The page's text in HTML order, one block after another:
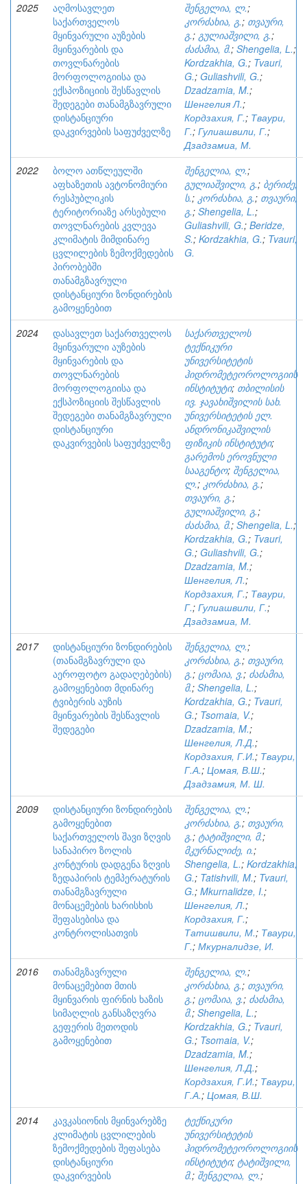
2025
აღმოსავლეთ
საქართველოს
მყინვარული აუზების
მყინვარების და
თოვლნარების
მორფოლოგიისა და
ექსპოზიციის შესწავლის
შედეგები თანამგზავრული
დისტანციური
დაკვირვების საფუძველზე
შენგელია, ლ.;
კორძახია, გ.; თვაური,
გ.; გულიაშვილი, გ.;
ძაძამია, მ.; Shengelia, L.;
Kordzakhia, G.; Tvauri,
G.; Guliashvili, G.;
Dzadzamia, M.;
Шенгелия Л.;
Кордзахия, Г.; Тваури,
Г.; Гулиашвили, Г.;
Дзадзамиа, М.
2022
ბოლო ათწლეულში
აფხაზეთის ავტონომიური
რესპუბლიკის
ტერიტორიაზე არსებული
თოვლნარების კვლევა
კლიმატის მიმდინარე
ცვლილების ზემოქმედების
პირობებში
თანამგზავრული
დისტანციური ზონდირების
გამოყენებით
შენგელია, ლ.;
გულიაშვილი, გ.; ბერიძე,
ს.; კორძახია, გ.; თვაური,
გ.; Shengelia, L.;
Guliashvili, G.; Beridze,
S.; Kordzakhia, G.; Tvauri,
G.
2024
დასავლეთ საქართველოს
მყინვარული აუზების
მყინვარების და
თოვლნარების
მორფოლოგიისა და
ექსპოზიციის შესწავლის
შედეგები თანამგზავრული
დისტანციური
დაკვირვების საფუძველზე
საქართველოს
ტექნიკური
უნივერსიტეტის
ჰიდრომეტეოროლოგიის
ინსტიტუტი; თბილისის
ივ. ჯავახიშვილის სახ.
უნივერსიტეტის ელ.
ანდრონიკაშვილის
ფიზიკის ინსტიტუტი;
გარემოს ეროვნული
სააგენტო; შენგელია,
ლ.; კორძახია, გ.;
თვაური, გ.;
გულიაშვილი, გ.;
ძაძამია, მ.; Shengelia, L.;
Kordzakhia, G.; Tvauri,
G.; Guliashvili, G.;
Dzadzamia, M.;
Шенгелия, Л.;
Кордзахия, Г.; Тваури,
Г.; Гулиашвили, Г.;
Дзадзамиа, М.
2017
დისტანციური ზონდირების
(თანამგზავრული და
აეროფოტო გადაღებების)
გამოყენებით მდინარე
ტვიბერის აუზის
მყინვარების შესწავლის
შედეგები
შენგელია, ლ.;
კორძახია, გ.; თვაური,
გ.; ცომაია, ვ.; ძაძამია,
მ.; Shengelia, L.;
Kordzakhia, G.; Tvauri,
G.; Tsomaia, V.;
Dzadzamia, M.;
Шенгелия, Л.Д.;
Кордзахия, Г.И.; Тваури,
Г.А.; Цомая, В.Ш.;
Дзадзамия, М. Ш.
2009
დისტანციური ზონდირების
გამოყენებით
საქართველოს შავი ზღვის
სანაპირო ზოლის
კონტურის დადგენა ზღვის
ზედაპირის ტემპერატურის
თანამგზავრული
მონაცემების ხარისხის
შეფასებისა და
კონტროლისათვის
შენგელია, ლ.;
კორძახია, გ.; თვაური,
გ.; ტატიშვილი, მ.;
მკურნალიძე, ი.;
Shengelia, L.; Kordzakhia,
G.; Tatishvili, M.; Tvauri,
G.; Mkurnalidze, I.;
Шенгелия, Л.;
Кордзахия, Г.;
Татишвили, М.; Тваури,
Г.; Мкурналидзе, И.
2016
თანამგზავრული
მონაცემებით მთის
მყინვარის ფირნის ხაზის
სიმაღლის განსაზღვრა
გეფერის მეთოდის
გამოყენებით
შენგელია, ლ.;
კორძახია, გ.; თვაური,
გ.; ცომაია, ვ.; ძაძამია,
მ.; Shengelia, L.;
Kordzakhia, G.; Tvauri,
G.; Tsomaia, V.;
Dzadzamia, M.;
Шенгелия, Л.Д.;
Кордзахия, Г.И.; Тваури,
Г.А.; Цомая, В.Ш.
2014
კავკასიონის მყინვარებზე
კლიმატის ცვლილების
ზემოქმედების შეფასება
დისტანციური
დაკვირვების
ტექნიკური
უნივერსიტეტის
ჰიდრომეტეოროლოგიის
ინსტიტუტი; ტატიშვილი,
მ.; შენგელია, ლ.;